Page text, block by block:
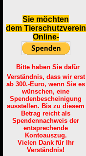
Sie möchten
dem Tierschutzverein
Online-
Bitte haben Sie dafür
Verständnis, dass wir erst
ab 300.-Euro, wenn Sie es
wünschen, eine
Spendenbescheinigung
ausstellen. Bis zu diesem
Betrag reicht als
Spendennachweis der
entsprechende
Kontoauszug.
Vielen Dank für Ihr
Verständnis!